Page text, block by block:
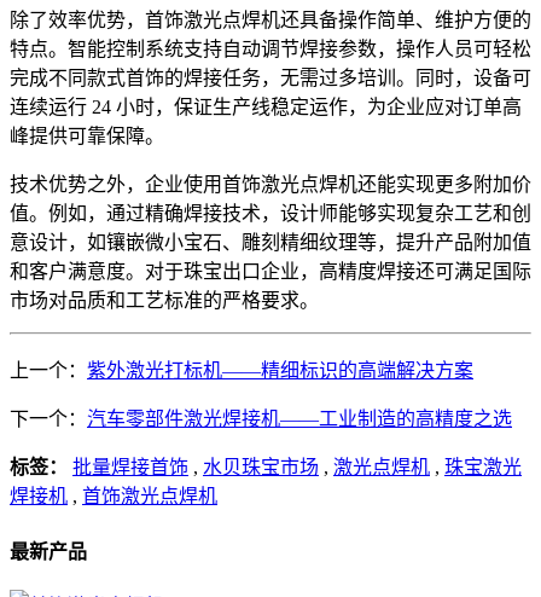
除了效率优势，首饰激光点焊机还具备操作简单、维护方便的
特点。智能控制系统支持自动调节焊接参数，操作人员可轻松
完成不同款式首饰的焊接任务，无需过多培训。同时，设备可
连续运行 24 小时，保证生产线稳定运作，为企业应对订单高
峰提供可靠保障。
技术优势之外，企业使用首饰激光点焊机还能实现更多附加价
值。例如，通过精确焊接技术，设计师能够实现复杂工艺和创
意设计，如镶嵌微小宝石、雕刻精细纹理等，提升产品附加值
和客户满意度。对于珠宝出口企业，高精度焊接还可满足国际
市场对品质和工艺标准的严格要求。
上一个： 紫外激光打标机——精细标识的高端解决方案
下一个： 汽车零部件激光焊接机——工业制造的高精度之选
标签： 批量焊接首饰 , 水贝珠宝市场 , 激光点焊机 , 珠宝激光
焊接机 , 首饰激光点焊机
最新产品